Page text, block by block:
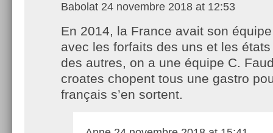
Babolat 24 novembre 2018 at 12:53
En 2014, la France avait son
avec les forfaits des uns et les états
des autres, on a une équipe C.
croates chopent tous une gastro
français s’en sortent.